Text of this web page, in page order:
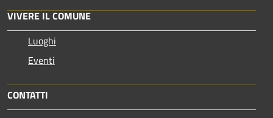
VIVERE IL COMUNE
Luoghi
Eventi
CONTATTI